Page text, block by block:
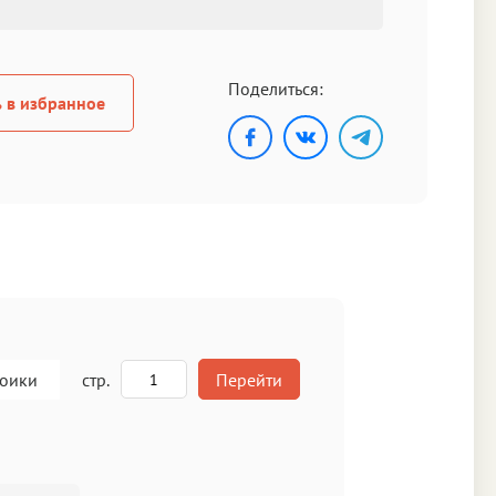
в избранное
Поделиться:
стр. Перейти